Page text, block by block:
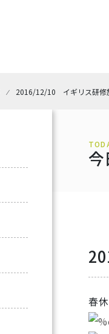
⁄ 2016/12/10 イギリス研修
今
春